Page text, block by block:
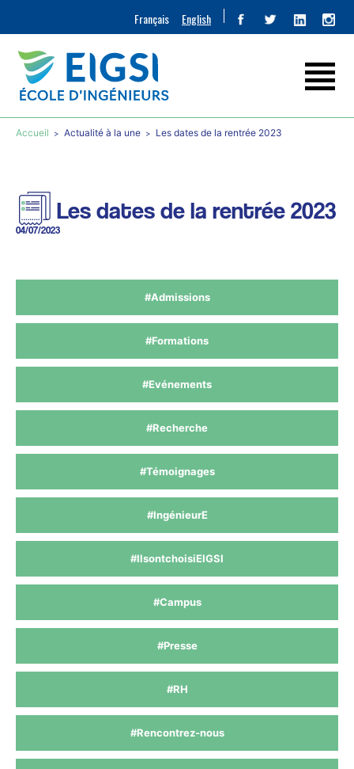
Français English
Accueil Actualité à la une Les dates de la rentrée 2023
Les dates de la rentrée 2023
04/07/2023
#Admissions
#Formations
#Evénements
#Recherche
#Témoignages
#IngénieurE
#IlsontchoisiEIGSI
#Campus
#Presse
#RH
#Rencontrez-nous